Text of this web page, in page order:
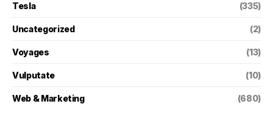
Tesla (335)
Uncategorized (2)
Voyages (13)
Vulputate (10)
Web & Marketing (680)